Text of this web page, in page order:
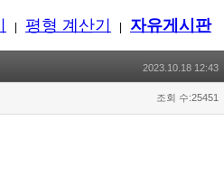
평형 계산기 자유게시판
2023.10.18 12:43
조회 수:25451